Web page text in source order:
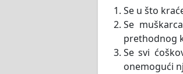
Se u što
Se
prethodnog
Se svi
onemogući